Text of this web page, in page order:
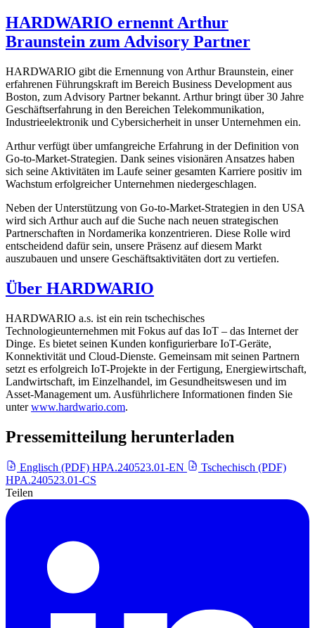
HARDWARIO ernennt Arthur
Braunstein zum Advisory Partner
HARDWARIO gibt die Ernennung von Arthur Braunstein, einer
erfahrenen Führungskraft im Bereich Business Development aus
Boston, zum Advisory Partner bekannt. Arthur bringt über 30 Jahre
Geschäftserfahrung in den Bereichen Telekommunikation,
Industrieelektronik und Cybersicherheit in unser Unternehmen ein.
Arthur verfügt über umfangreiche Erfahrung in der Definition von
Go-to-Market-Strategien. Dank seines visionären Ansatzes haben
sich seine Aktivitäten im Laufe seiner gesamten Karriere positiv im
Wachstum erfolgreicher Unternehmen niedergeschlagen.
Neben der Unterstützung von Go-to-Market-Strategien in den USA
wird sich Arthur auch auf die Suche nach neuen strategischen
Partnerschaften in Nordamerika konzentrieren. Diese Rolle wird
entscheidend dafür sein, unsere Präsenz auf diesem Markt
auszubauen und unsere Geschäftsaktivitäten dort zu vertiefen.
Über HARDWARIO
HARDWARIO a.s. ist ein rein tschechisches
Technologieunternehmen mit Fokus auf das IoT – das Internet der
Dinge. Es bietet seinen Kunden konfigurierbare IoT-Geräte,
Konnektivität und Cloud-Dienste. Gemeinsam mit seinen Partnern
setzt es erfolgreich IoT-Projekte in der Fertigung, Energiewirtschaft,
Landwirtschaft, im Einzelhandel, im Gesundheitswesen und im
Asset-Management um. Ausführlichere Informationen finden Sie
unterwww.hardwario.com.
Pressemitteilung herunterladen
Englisch (PDF) HPA.240523.01-EN
Tschechisch (PDF)
HPA.240523.01-CS
Teilen